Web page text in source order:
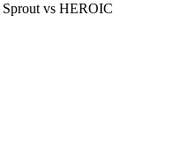
Sprout vs HEROIC